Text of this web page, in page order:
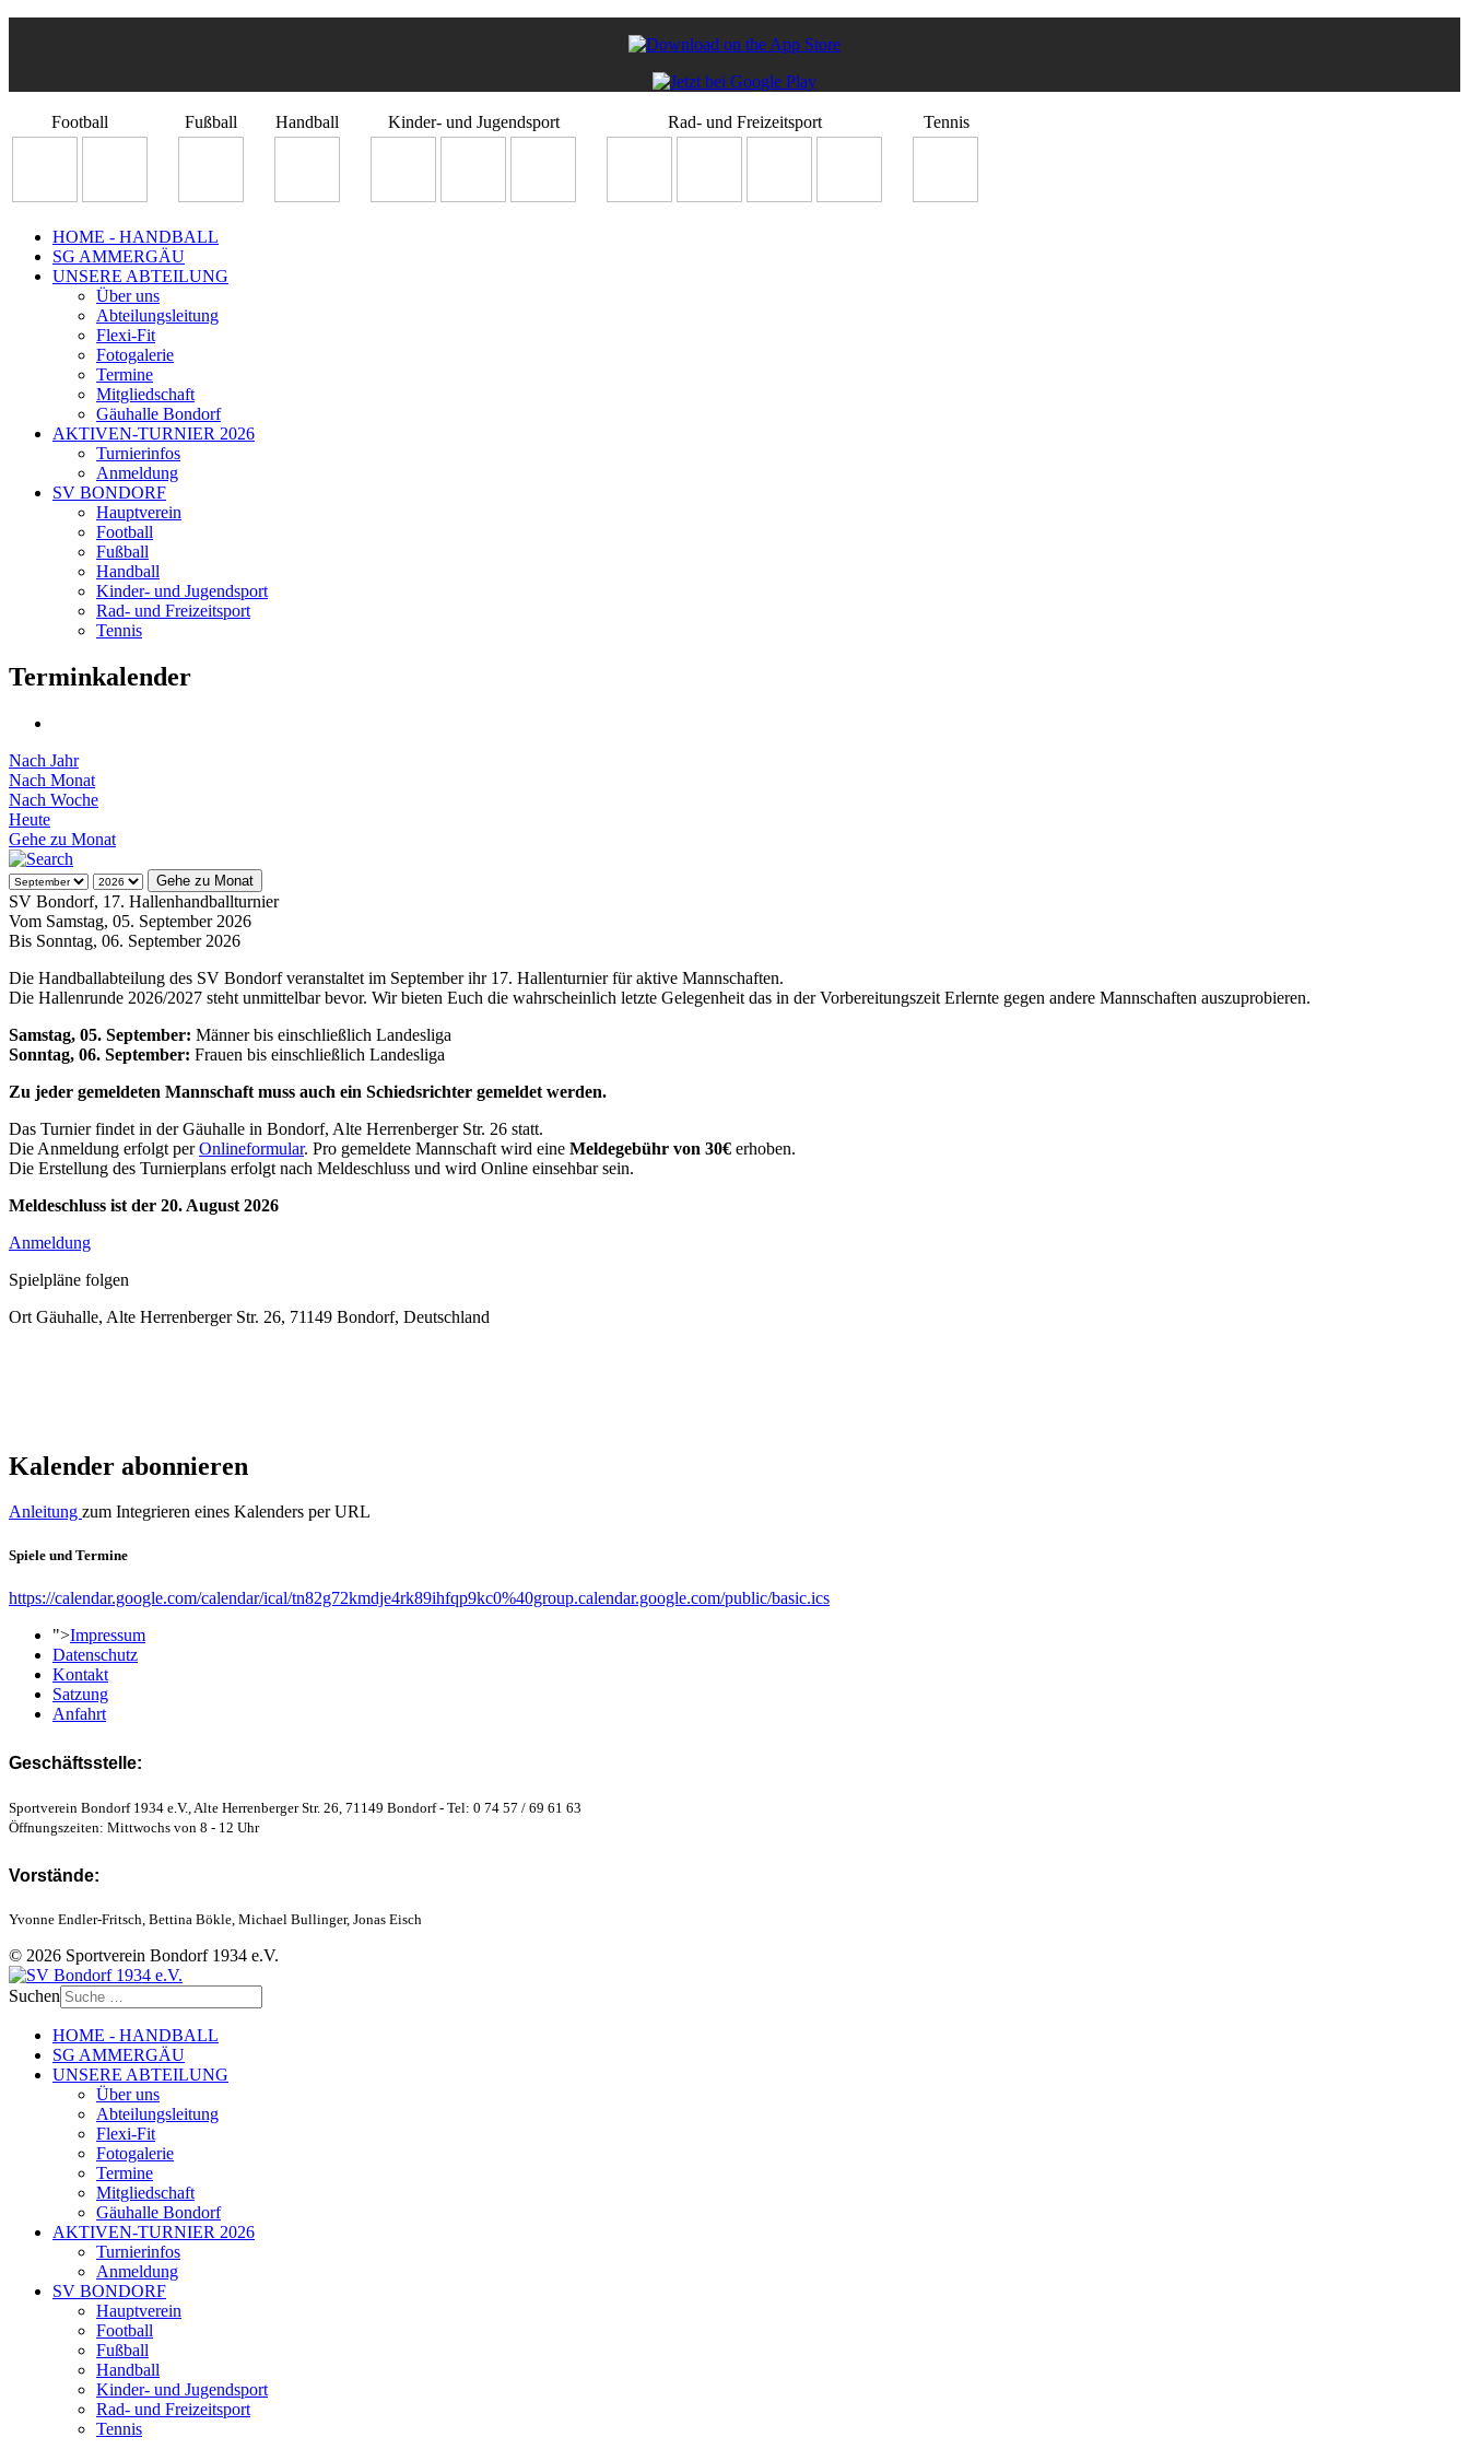
Football Fußball Handball Kinder- und Jugendsport Rad- und Freizeitsport Tennis
HOME - HANDBALL
SG AMMERGÄU
UNSERE ABTEILUNG
Über uns
Abteilungsleitung
Flexi-Fit
Fotogalerie
Termine
Mitgliedschaft
Gäuhalle Bondorf
AKTIVEN-TURNIER 2026
Turnierinfos
Anmeldung
SV BONDORF
Hauptverein
Football
Fußball
Handball
Kinder- und Jugendsport
Rad- und Freizeitsport
Tennis
Terminkalender
Nach Jahr
Nach Monat
Nach Woche
Heute
Gehe zu Monat
Gehe zu Monat
SV Bondorf, 17. Hallenhandballturnier
Vom Samstag, 05. September 2026
Bis Sonntag, 06. September 2026
Die Handballabteilung des SV Bondorf veranstaltet im September ihr 17. Hallenturnier für aktive Mannschaften.
Die Hallenrunde 2026/2027 steht unmittelbar bevor. Wir bieten Euch die wahrscheinlich letzte Gelegenheit das in der Vorbereitungszeit Erlernte gegen andere Mannschaften auszuprobieren.
Samstag, 05. September: Männer bis einschließlich Landesliga
Sonntag, 06. September: Frauen bis einschließlich Landesliga
Zu jeder gemeldeten Mannschaft muss auch ein Schiedsrichter gemeldet werden.
Das Turnier findet in der Gäuhalle in Bondorf, Alte Herrenberger Str. 26 statt.
Die Anmeldung erfolgt perOnlineformular. Pro gemeldete Mannschaft wird eine Meldegebühr von 30€ erhoben.
Die Erstellung des Turnierplans erfolgt nach Meldeschluss und wird Online einsehbar sein.
Meldeschluss ist der 20. August 2026
Anmeldung
Spielpläne folgen
Ort Gäuhalle, Alte Herrenberger Str. 26, 71149 Bondorf, Deutschland
Kalender abonnieren
Anleitung zum Integrieren eines Kalenders per URL
Spiele und Termine
https://calendar.google.com/calendar/ical/tn82g72kmdje4rk89ihfqp9kc0%40group.calendar.google.com/public/basic.ics
">Impressum
Datenschutz
Kontakt
Satzung
Anfahrt
Geschäftsstelle:
Sportverein Bondorf 1934 e.V., Alte Herrenberger Str. 26, 71149 Bondorf - Tel: 0 74 57 / 69 61 63
Öffnungszeiten: Mittwochs von 8 - 12 Uhr
Vorstände:
Yvonne Endler-Fritsch, Bettina Bökle, Michael Bullinger, Jonas Eisch
© 2026 Sportverein Bondorf 1934 e.V.
Suchen
HOME - HANDBALL
SG AMMERGÄU
UNSERE ABTEILUNG
Über uns
Abteilungsleitung
Flexi-Fit
Fotogalerie
Termine
Mitgliedschaft
Gäuhalle Bondorf
AKTIVEN-TURNIER 2026
Turnierinfos
Anmeldung
SV BONDORF
Hauptverein
Football
Fußball
Handball
Kinder- und Jugendsport
Rad- und Freizeitsport
Tennis